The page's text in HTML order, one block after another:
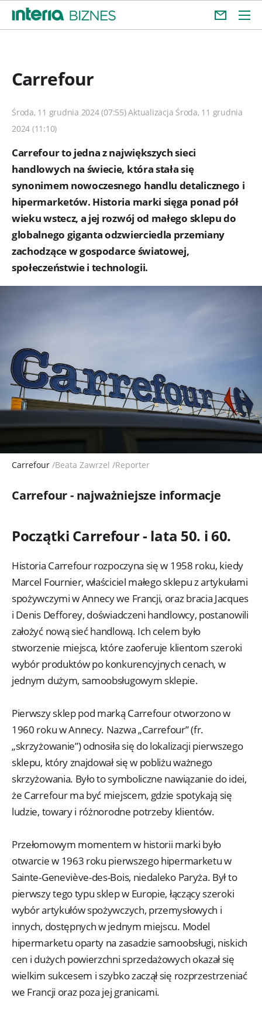
Carrefour
Środa, 11 grudnia 2024 (07:55) Aktualizacja Środa, 11 grudnia
2024 (11:10)
Carrefour to jedna z największych sieci
handlowych na świecie, która stała się
synonimem nowoczesnego handlu detalicznego i
hipermarketów. Historia marki sięga ponad pół
wieku wstecz, a jej rozwój od małego sklepu do
globalnego giganta odzwierciedla przemiany
zachodzące w gospodarce światowej,
społeczeństwie i technologii.
Carrefour /Beata Zawrzel /Reporter
Carrefour - najważniejsze informacje
Początki Carrefour - lata 50. i 60.
Historia Carrefour rozpoczyna się w 1958 roku, kiedy
Marcel Fournier, właściciel małego sklepu z artykułami
spożywczymi w Annecy we Francji, oraz bracia Jacques
i Denis Defforey, doświadczeni handlowcy, postanowili
założyć nową sieć handlową. Ich celem było
stworzenie miejsca, które zaoferuje klientom szeroki
wybór produktów po konkurencyjnych cenach, w
jednym dużym, samoobsługowym sklepie.
Pierwszy sklep pod marką Carrefour otworzono w
1960 roku w Annecy. Nazwa „Carrefour” (fr.
„skrzyżowanie”) odnosiła się do lokalizacji pierwszego
sklepu, który znajdował się w pobliżu ważnego
skrzyżowania. Było to symboliczne nawiązanie do idei,
że Carrefour ma być miejscem, gdzie spotykają się
ludzie, towary i różnorodne potrzeby klientów.
Przełomowym momentem w historii marki było
otwarcie w 1963 roku pierwszego hipermarketu w
Sainte-Geneviève-des-Bois, niedaleko Paryża. Był to
pierwszy tego typu sklep w Europie, łączący szeroki
wybór artykułów spożywczych, przemysłowych i
innych, dostępnych w jednym miejscu. Model
hipermarketu oparty na zasadzie samoobsługi, niskich
cen i dużych powierzchni sprzedażowych okazał się
wielkim sukcesem i szybko zaczął się rozprzestrzeniać
we Francji oraz poza jej granicami.